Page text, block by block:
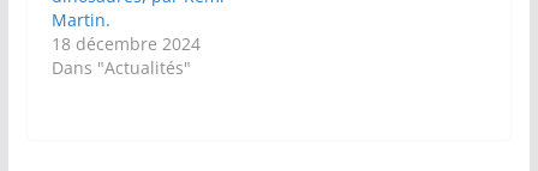
Martin.
18 décembre 2024
Dans "Actualités"